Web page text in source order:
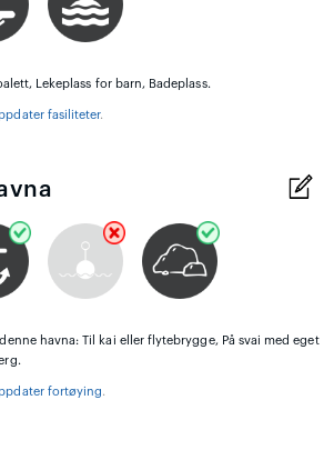
Lekeplass for barn, Badeplass.
fasiliteter.
havna: Til kai eller flytebrygge, På svai med eget
fortøying.